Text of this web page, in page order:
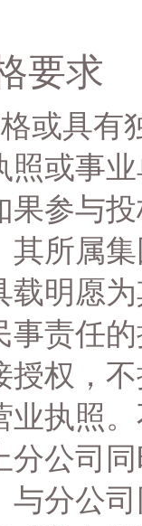
要求
或具有
照或事
果参与
其所属
载明愿
事责任
授权，
业执照
分公司
与分公